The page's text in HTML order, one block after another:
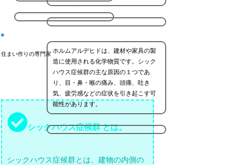
住まい作りの専門家 ホルムアルデヒドは、建材や家具の製
造に使用される化学物質です。シック
ハウス症候群の主な原因の１つであ
り、目・鼻・喉の痛み、頭痛、吐き
気、疲労感などの症状を引き起こす可
能性があります。
シックハウス症候群 とは。
シックハウス症候群とは、建物の内側の